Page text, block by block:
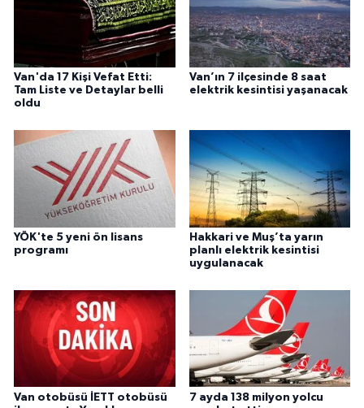
Van'da 17 Kişi Vefat Etti:
Tam Liste ve Detaylar belli
oldu
Van’ın 7 ilçesinde 8 saat
elektrik kesintisi yaşanacak
YÖK'te 5 yeni ön lisans
programı
Hakkari ve Muş’ta yarın
planlı elektrik kesintisi
uygulanacak
Van otobüsü İETT otobüsü
7 ayda 138 milyon yolcu